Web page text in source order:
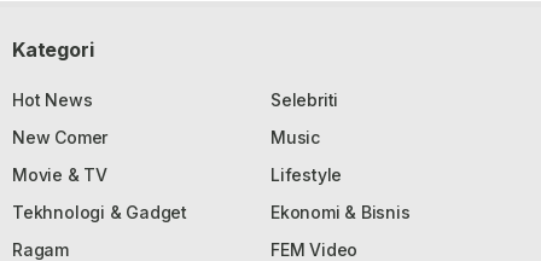
Kategori
Hot News
Selebriti
New Comer
Music
Movie & TV
Lifestyle
Tekhnologi & Gadget
Ekonomi & Bisnis
Ragam
FEM Video